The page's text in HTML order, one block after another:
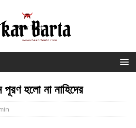
হলো না নাহিদের